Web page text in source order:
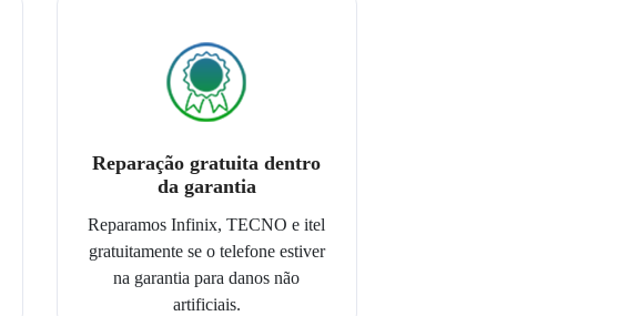
Reparação gratuita dentro
da garantia
Reparamos Infinix, TECNO e itel
gratuitamente se o telefone estiver
na garantia para danos não
artificiais.